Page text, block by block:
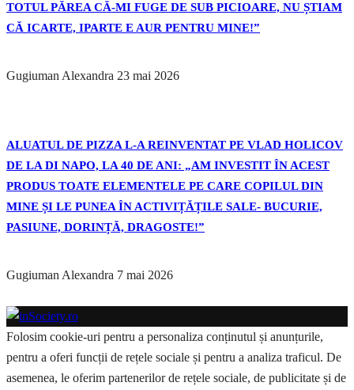
TOTUL PĂREA CĂ-MI FUGE DE SUB PICIOARE, NU ȘTIAM
CĂ ICARTE, IPARTE E AUR PENTRU MINE!”
Gugiuman Alexandra 23 mai 2026
ALUATUL DE PIZZA L-A REINVENTAT PE VLAD HOLICOV
DE LA DI NAPO, LA 40 DE ANI: „AM INVESTIT ÎN ACEST
PRODUS TOATE ELEMENTELE PE CARE COPILUL DIN
MINE ȘI LE PUNEA ÎN ACTIVIȚĂȚILE SALE- BUCURIE,
PASIUNE, DORINȚĂ, DRAGOSTE!”
Gugiuman Alexandra 7 mai 2026
Folosim cookie-uri pentru a personaliza conținutul și anunțurile,
pentru a oferi funcții de rețele sociale și pentru a analiza traficul. De
asemenea, le oferim partenerilor de rețele sociale, de publicitate și de